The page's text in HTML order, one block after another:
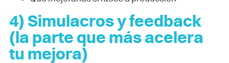
4) Simulacros y feedback
(la parte que más acelera
tu mejora)